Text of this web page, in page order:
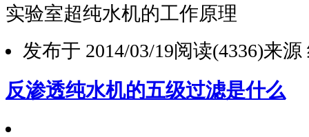
实验室超纯水机的工作原理
发布于 2014/03/19阅读(4336)来源
反渗透纯水机的五级过滤是什么